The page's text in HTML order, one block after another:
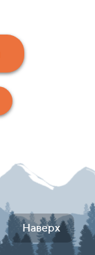
Наверх